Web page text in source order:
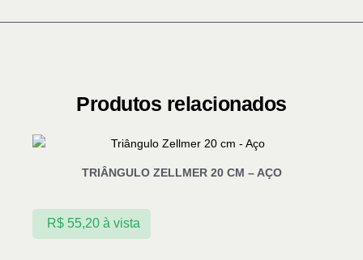
Produtos relacionados
TRIÂNGULO ZELLMER 20 CM – AÇO
R$55,20 à vista